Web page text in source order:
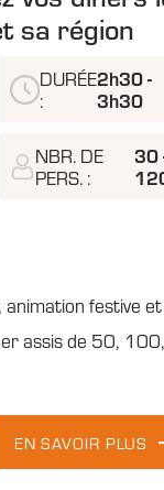
sa région
DURÉE
:
2h30 -
3h30
NBR. DE
PERS. :
30
animation festive et
assis de 50,
EN SAVOIR PLUS